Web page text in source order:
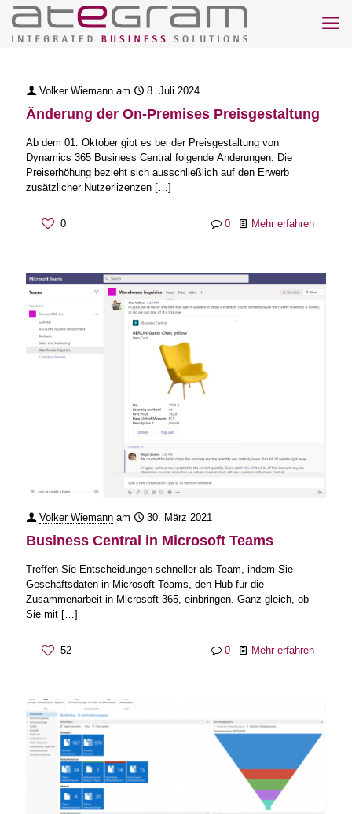
Volker Wiemann am 8. Juli 2024
Änderung der On-Premises Preisgestaltung
Ab dem 01. Oktober gibt es bei der Preisgestaltung von
Dynamics 365 Business Central folgende Änderungen: Die
Preiserhöhung bezieht sich ausschließlich auf den Erwerb
zusätzlicher Nutzerlizenzen […]
0 0 Mehr erfahren
Volker Wiemann am 30. März 2021
Business Central in Microsoft Teams
‎Treffen Sie Entscheidungen schneller als Team, indem Sie
Geschäftsdaten in Microsoft Teams, den Hub für die
Zusammenarbeit in Microsoft 365, einbringen. Ganz gleich, ob
Sie mit […]
52 0 Mehr erfahren